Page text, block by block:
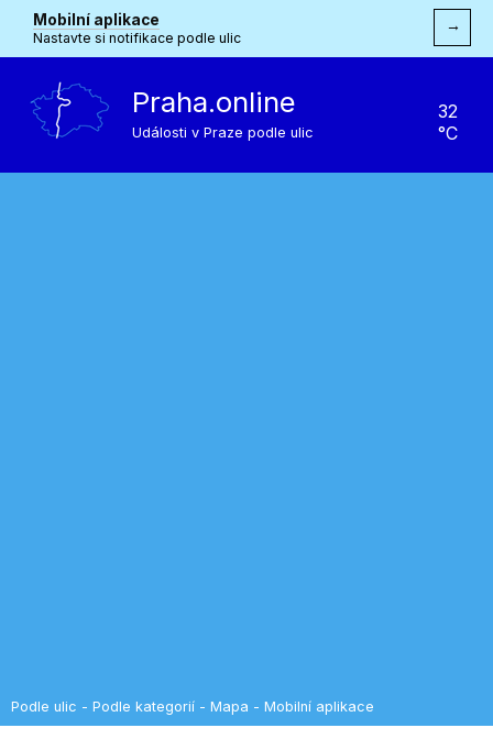
Mobilní aplikace
Nastavte si notifikace podle ulic
→
Praha.online
Události v Praze podle ulic
32
°C
Podle ulic - Podle kategorií - Mapa - Mobilní aplikace